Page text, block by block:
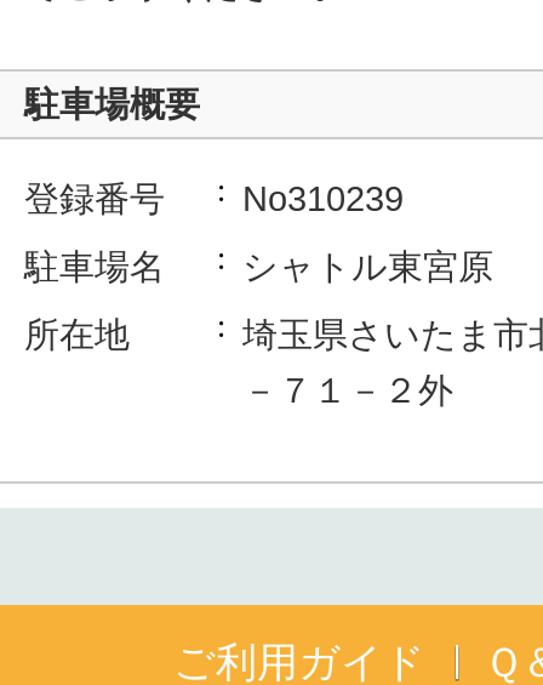
駐車場概要
登録番号
No310239
駐車場名
シャトル東宮原
所在地
埼玉県さいたま市
－７１－２外
ご利用ガイド Ｑ